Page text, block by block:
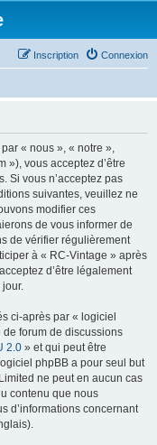
Connexion
Inscription
« nous », « notre »,
»), vous acceptez d’être
Si vous n’acceptez pas
suivantes, veuillez ne
modifier ces
de vous informer de
de vérifier régulièrement
à « RC-Vintage » après
d’être légalement
ci-après par « logiciel
forum de discussions
2.0 » et qui peut être
phpBB a pour seul but
ne peut en aucun cas
contenu que nous
d’informations concernant